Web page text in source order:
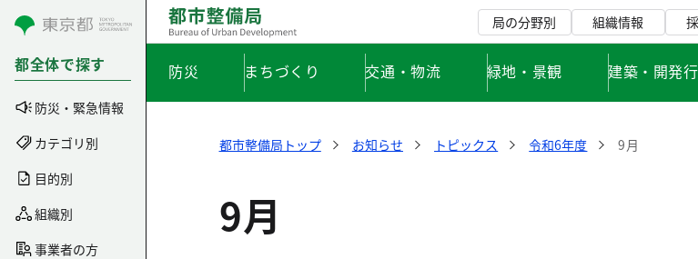
コンテンツにスキップ
都全体で探す
防災・緊急情報
カテゴリ別
目的別
組織別
事業者の方
局の分野別 組織情報
防災 まちづくり 交通・物流 緑地・景観 建築・開発
都市整備局トップ お知らせ トピックス 令和6年度 9月
9月